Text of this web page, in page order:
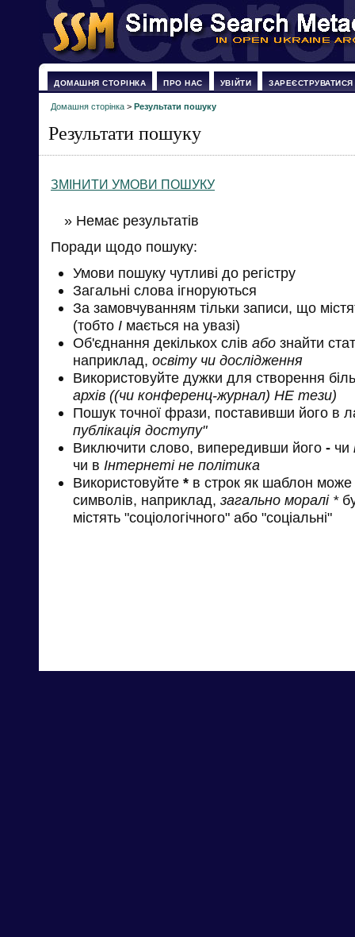
ДОМАШНЯ СТОРІНКА ПРО НАС УВІЙТИ ЗАРЕЄСТРУВАТИСЯ
Домашня сторінка > Результати пошуку
Результати пошуку
ЗМІНИТИ УМОВИ ПОШУКУ
» Немає результатів
Поради щодо пошуку:
Умови пошуку чутливі до регістру
Загальні слова ігноруються
За замовчуванням тільки записи, що
(тобто І мається на увазі)
Об'єднання декількох слів або знайти
наприклад, освіту чи дослідження
Використовуйте дужки для створення
архів ((чи конференц-журнал) НЕ тези)
Пошук точної фрази, поставивши його в
публікація доступу"
Виключити слово, випередивши його - чи
чи в Інтернеті не політика
Використовуйте * в строк як шаблон може
символів, наприклад, загально моралі *
містять "соціологічного" або "соціальні"